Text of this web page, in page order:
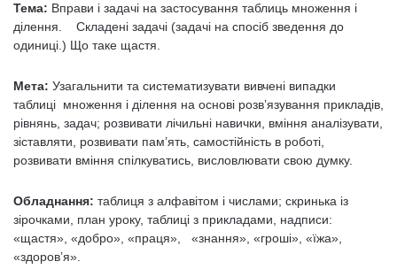
Тема: Вправи і задачі на застосування таблиць множення і
ділення. Складені задачі (задачі на спосіб зведення до
одиниці.) Що таке щастя.
Мета: Узагальнити та систематизувати вивчені випадки
таблиці множення і ділення на основі розв’язування прикладів,
рівнянь, задач; розвивати лічильні навички, вміння аналізувати,
зіставляти, розвивати пам’ять, самостійність в роботі,
розвивати вміння спілкуватись, висловлювати свою думку.
Обладнання: таблиця з алфавітом і числами; скринька із
зірочками, план уроку, таблиці з прикладами, надписи:
«щастя», «добро», «праця», «знання», «гроші», «їжа»,
«здоров’я».